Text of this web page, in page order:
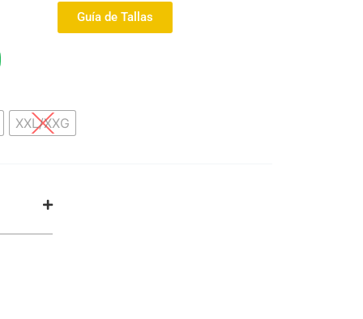
Guía de Tallas
XXL/XXG